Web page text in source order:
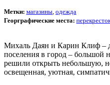
Метки: магазины одежда
Георграфические места:
Михаль Даян и Карин Клиф –
поселения в город – большой
решили открыть небольшую,
освещенная, уютная,